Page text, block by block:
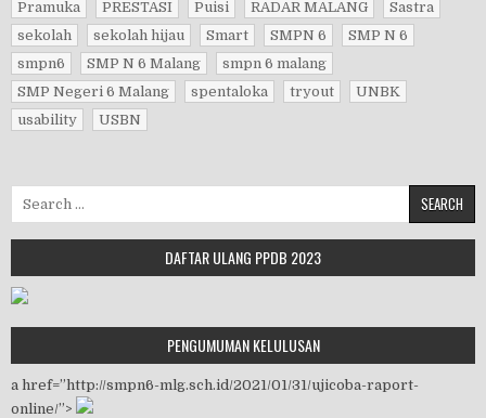
Pramuka
PRESTASI Puisi RADAR MALANG
Sastra
sekolah
sekolah hijau Smart SMPN 6
SMP N 6
smpn6
SMP N 6 Malang
smpn 6 malang
SMP Negeri 6 Malang
spentaloka tryout
UNBK
usability
USBN
DAFTAR ULANG PPDB 2023
PENGUMUMAN KELULUSAN
a href=”http://smpn6-mlg.sch.id/2021/01/31/ujicoba-raport-
online/”>